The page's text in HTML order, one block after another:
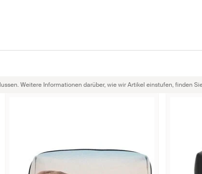
Weitere Informationen darüber, wie wir Artikel einstufen, finden